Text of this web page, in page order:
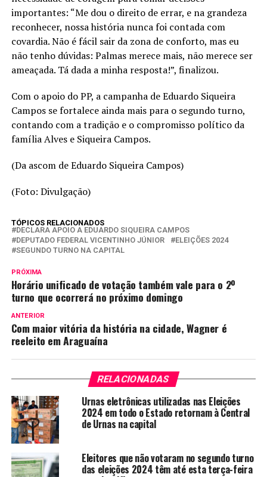
importantes: “Me dou o direito de errar, e na grandeza
reconhecer, nossa história nunca foi contada com
covardia. Não é fácil sair da zona de conforto, mas eu
não tenho dúvidas: Palmas merece mais, não merece ser
ameaçada. Tá dada a minha resposta!”, finalizou.
Com o apoio do PP, a campanha de Eduardo Siqueira
Campos se fortalece ainda mais para o segundo turno,
contando com a tradição e o compromisso político da
família Alves e Siqueira Campos.
(Da ascom de Eduardo Siqueira Campos)
(Foto: Divulgação)
TÓPICOS RELACIONADOS
DECLARA APOIO A EDUARDO SIQUEIRA CAMPOS
DEPUTADO FEDERAL VICENTINHO JÚNIOR
ELEIÇÕES 2024
SEGUNDO TURNO NA CAPITAL
PRÓXIMA
Horário unificado de votação também vale para o 2º
turno que ocorrerá no próximo domingo
ANTERIOR
Com maior vitória da história na cidade, Wagner é
reeleito em Araguaína
RELACIONADAS
Urnas eletrônicas utilizadas nas Eleições
2024 em todo o Estado retornam à Central
de Urnas na capital
Eleitores que não votaram no segundo turno
das eleições 2024 têm até esta terça-feira